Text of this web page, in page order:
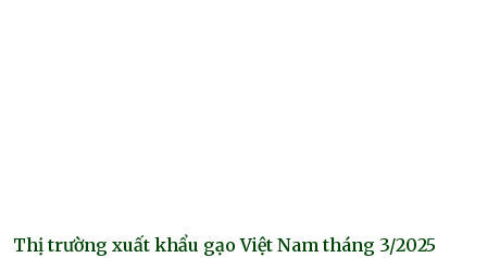
Thị trường xuất khẩu gạo Việt Nam tháng 3/2025